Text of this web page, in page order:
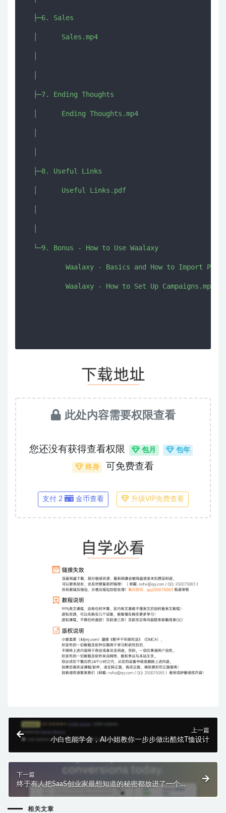
  ├─6. Sales
  │      Sales.mp4
  ├─7. Ending Thoughts
  │      Ending Thoughts.mp4
  ├─8. Useful Links
  │      Useful Links.pdf
  └─9. Bonus - How to Use Waalaxy
Waalaxy - Basics and How to Import
          Waalaxy - How to Set Up Campaigns.mp4
此处内容需要权限查看
您还没有获得查看权限 包月 包年
终身 可免费查看
支付 2 金币查看 升级VIP免费查看
上一篇
小白也能学会，AI小姐教你一步步做出酷炫T恤设计
下一篇
终于有人把SaaS创业家最想知道的秘密都放进了一个
相关文章